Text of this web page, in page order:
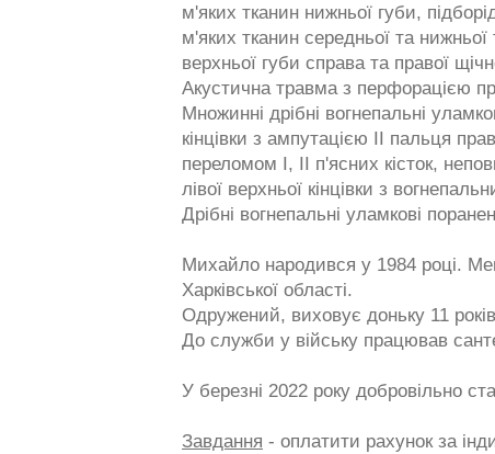
м'яких тканин нижньої губи,
м'яких тканин середньої та
верхньої губи справа та правої
Акустична травма з перфорацією
Множинні дрібні вогнепальні
кінцівки з ампутацією II пальця
переломом I, II п'ясних кісток,
лівої верхньої кінцівки з
Дрібні вогнепальні уламкові
Михайло народився у 1984 році.
Харківської області.
Одружений, виховує доньку 11
До служби у війську працював
У березні 2022 року добровільно
Завдання - оплатити рахунок за